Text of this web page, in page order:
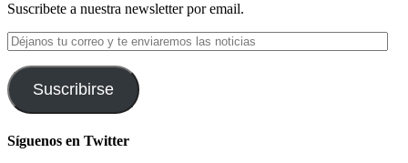
Suscribete a nuestra newsletter por email.
Déjanos
tu
correo
y
te
las
noticias
Suscribirse
Síguenos en Twitter